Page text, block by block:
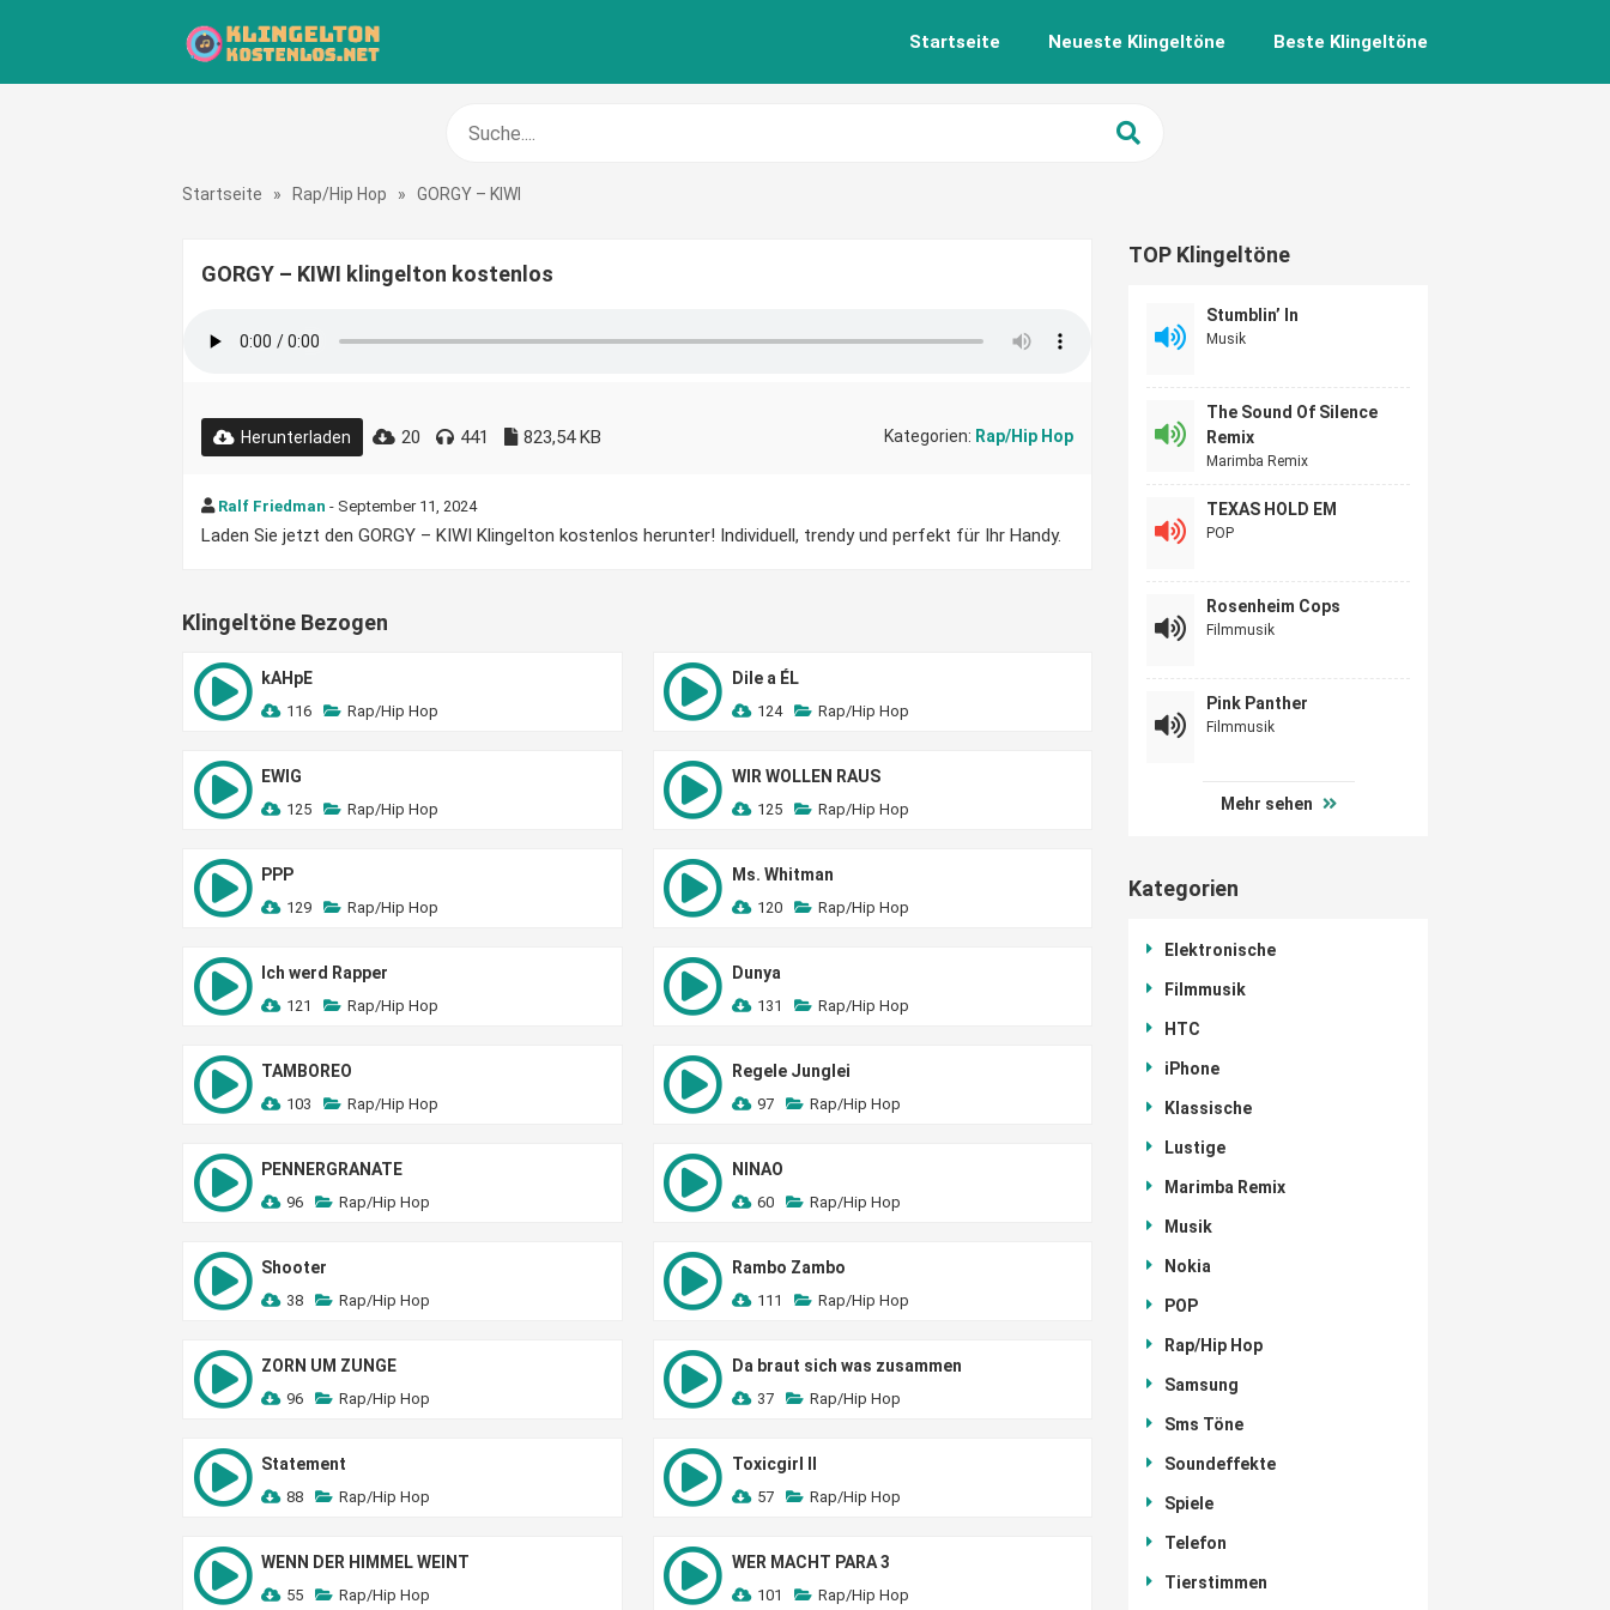
Startseite Neueste Klingeltöne Beste Klingeltöne
Startseite » Rap/Hip Hop » GORGY – KIWI
GORGY – KIWI klingelton kostenlos
Herunterladen 20 441 823,54 KB Kategorien: Rap/Hip Hop
Ralf Friedman - September 11, 2024
Laden Sie jetzt den GORGY – KIWI Klingelton kostenlos herunter! Individuell, trendy und perfekt für Ihr Handy.
Klingeltöne Bezogen
kAHpE
116 Rap/Hip Hop
Dile a ÉL
124 Rap/Hip Hop
EWIG
125 Rap/Hip Hop
WIR WOLLEN RAUS
125 Rap/Hip Hop
PPP
129 Rap/Hip Hop
Ms. Whitman
120 Rap/Hip Hop
Ich werd Rapper
121 Rap/Hip Hop
Dunya
131 Rap/Hip Hop
TAMBOREO
103 Rap/Hip Hop
Regele Junglei
97 Rap/Hip Hop
PENNERGRANATE
96 Rap/Hip Hop
NINAO
60 Rap/Hip Hop
Shooter
38 Rap/Hip Hop
Rambo Zambo
111 Rap/Hip Hop
ZORN UM ZUNGE
96 Rap/Hip Hop
Da braut sich was zusammen
37 Rap/Hip Hop
Statement
88 Rap/Hip Hop
Toxicgirl II
57 Rap/Hip Hop
WENN DER HIMMEL WEINT
55 Rap/Hip Hop
WER MACHT PARA 3
101 Rap/Hip Hop
TOP Klingeltöne
Stumblin’ In
Musik
The Sound Of Silence
Remix
Marimba Remix
TEXAS HOLD EM
POP
Rosenheim Cops
Filmmusik
Pink Panther
Filmmusik
Mehr sehen
Kategorien
Elektronische
Filmmusik
HTC
iPhone
Klassische
Lustige
Marimba Remix
Musik
Nokia
POP
Rap/Hip Hop
Samsung
Sms Töne
Soundeffekte
Spiele
Telefon
Tierstimmen